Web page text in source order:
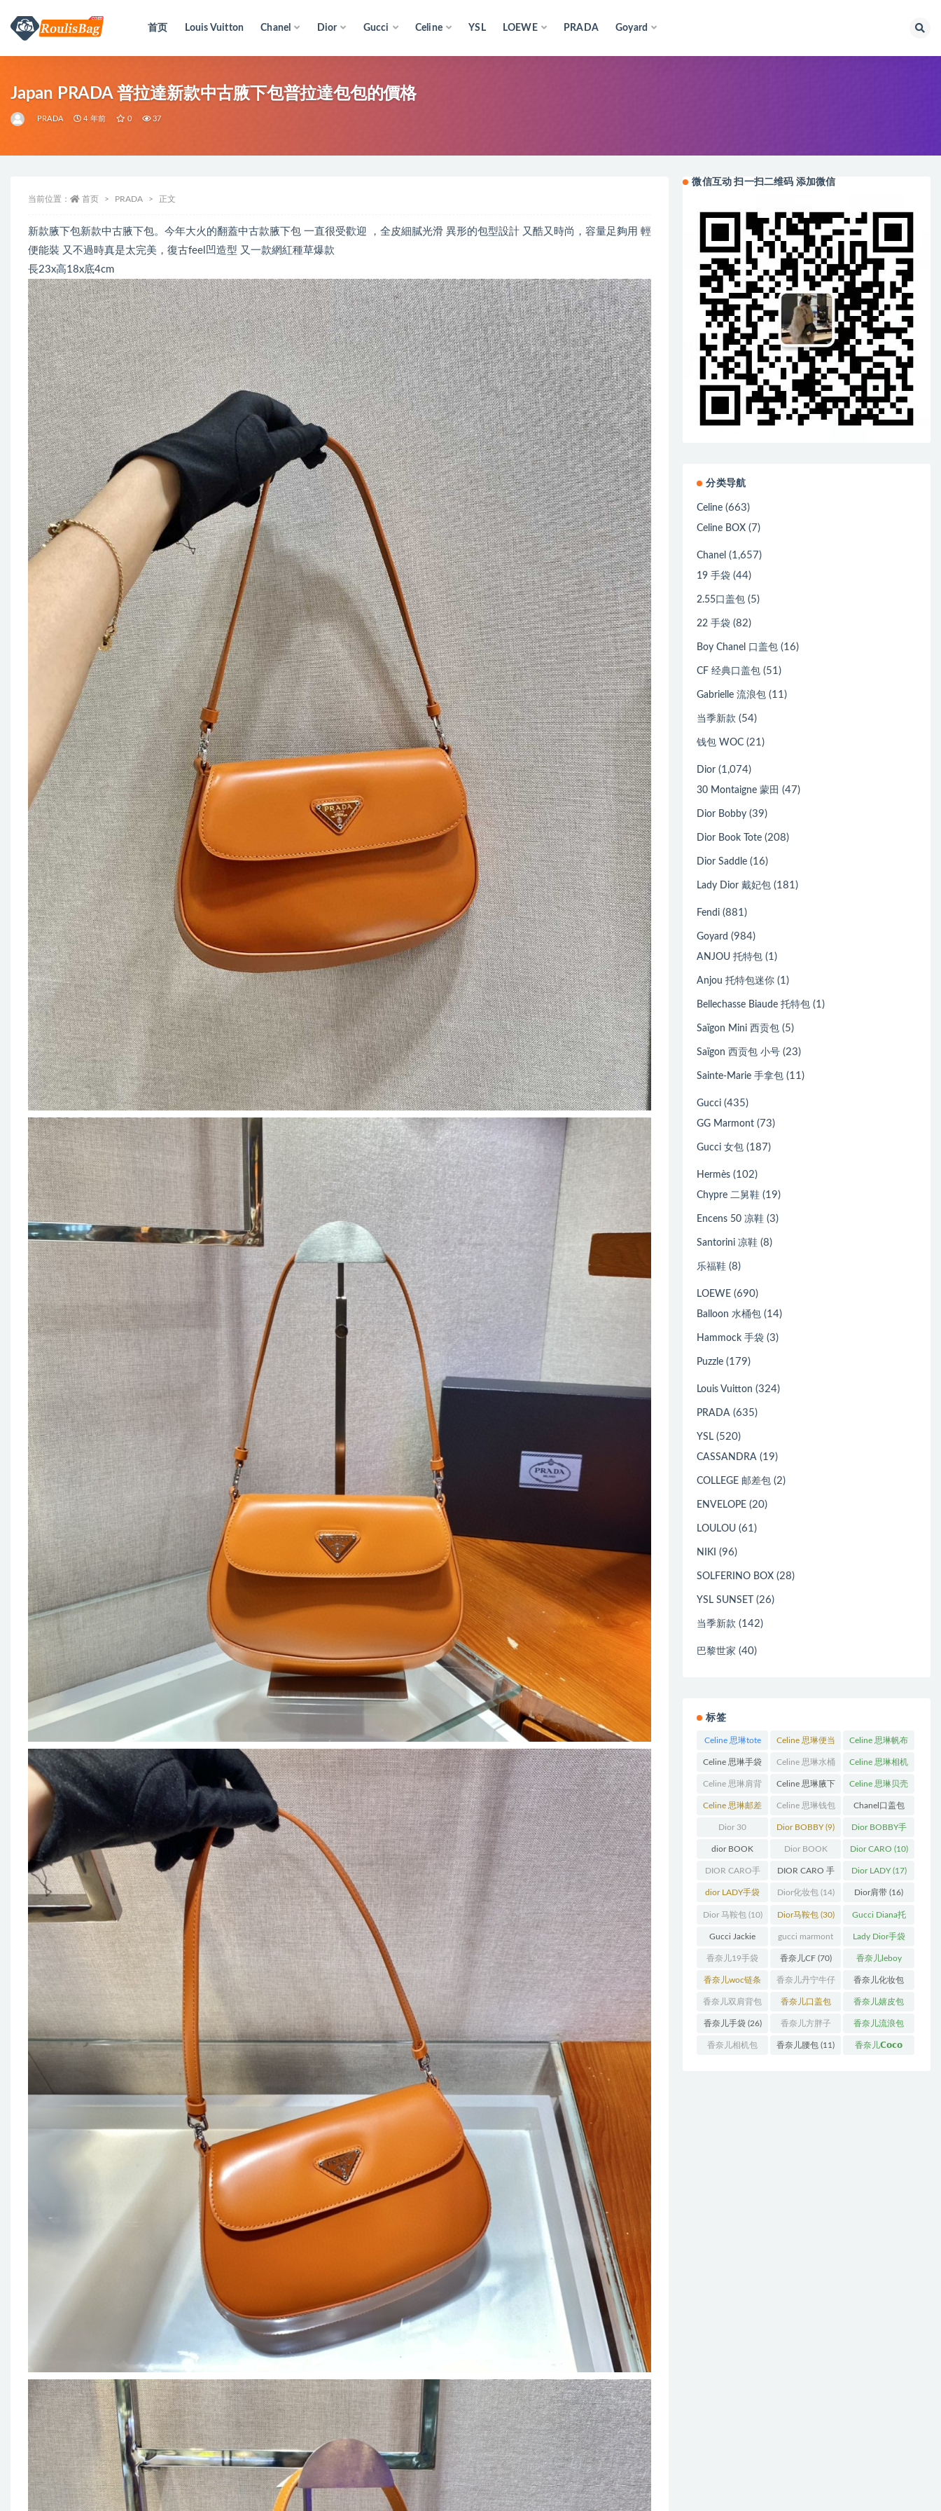
首页 Louis Vuitton Chanel Dior Gucci Celine YSL LOEWE PRADA Goyard
Japan PRADA 普拉達新款中古腋下包普拉達包包的價格
PRADA 4 年前 0 37
当前位置： 首页 PRADA 正文
新款腋下包新款中古腋下包。今年大火的翻蓋中古款腋下包 一直很受歡迎 ，全皮細膩光滑 異形的包型設計 又酷又時尚，容量足夠用 輕
便能裝 又不過時真是太完美，復古feel凹造型 又一款網紅種草爆款
長23x高18x底4cm
微信互动 扫一扫二维码 添加微信
分类导航
Celine (663)
Celine BOX (7)
Chanel (1,657)
19 手袋 (44)
2.55口盖包 (5)
22 手袋 (82)
Boy Chanel 口盖包 (16)
CF 经典口盖包 (51)
Gabrielle 流浪包 (11)
当季新款 (54)
钱包 WOC (21)
Dior (1,074)
30 Montaigne 蒙田 (47)
Dior Bobby (39)
Dior Book Tote (208)
Dior Saddle (16)
Lady Dior 戴妃包 (181)
Fendi (881)
Goyard (984)
ANJOU 托特包 (1)
Anjou 托特包迷你 (1)
Bellechasse Biaude 托特包 (1)
Saïgon Mini 西贡包 (5)
Saïgon 西贡包 小号 (23)
Sainte-Marie 手拿包 (11)
Gucci (435)
GG Marmont (73)
Gucci 女包 (187)
Hermès (102)
Chypre 二舅鞋 (19)
Encens 50 凉鞋 (3)
Santorini 凉鞋 (8)
乐福鞋 (8)
LOEWE (690)
Balloon 水桶包 (14)
Hammock 手袋 (3)
Puzzle (179)
Louis Vuitton (324)
PRADA (635)
YSL (520)
CASSANDRA (19)
COLLEGE 邮差包 (2)
ENVELOPE (20)
LOULOU (61)
NIKI (96)
SOLFERINO BOX (28)
YSL SUNSET (26)
当季新款 (142)
巴黎世家 (40)
标签
Celine 思琳tote
包 (23)
Celine 思琳便当
包 (14)
Celine 思琳帆布
包 (18)
Celine 思琳手袋
(250)
Celine 思琳水桶
包 (55)
Celine 思琳相机
包 (11)
Celine 思琳肩背
包 (12)
Celine 思琳腋下
包 (10)
Celine 思琳贝壳
包(12)
Celine 思琳邮差
包(13)
Celine 思琳钱包
(10)
Chanel口盖包
(13)
Dior 30
Montaigne 蒙田
(31)
Dior BOBBY(9) Dior BOBBY手
袋(26)
dior BOOK
TOTE(12)
Dior BOOK
TOTE手袋(163)
Dior CARO (10)
DIOR CARO手
袋(11)
DIOR CARO 手
袋(31)
Dior LADY(17)
dior LADY手袋
(70)
Dior化妆包(14) Dior肩带 (16)
Dior 马鞍包(10) Dior马鞍包(30) Gucci Diana托
特包(11)
Gucci Jackie
(11)
gucci marmont
系列(19)
Lady Dior手袋
(51)
香奈儿19手袋
(27)
香奈儿CF(70) 香奈儿leboy
(13)
香奈儿woc链条
包 (11)
香奈儿丹宁牛仔
(12)
香奈儿化妆包
(13)
香奈儿双肩背包
(13)
香奈儿口盖包
(55)
香奈儿嬉皮包
(10)
香奈儿手袋(26) 香奈儿方胖子
(11)
香奈儿流浪包
(10)
香奈儿相机包 香奈儿腰包 (11) 香奈儿𝗖𝗼𝗰𝗼